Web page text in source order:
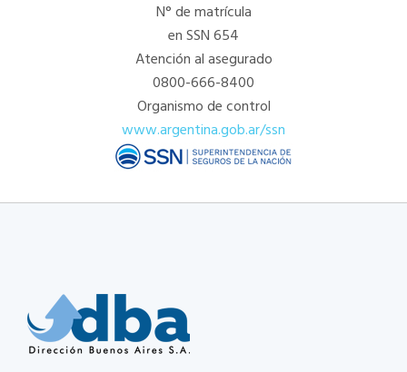
N° de matrícula
en SSN 654
Atención al asegurado
0800-666-8400
Organismo de control
www.argentina.gob.ar/ssn